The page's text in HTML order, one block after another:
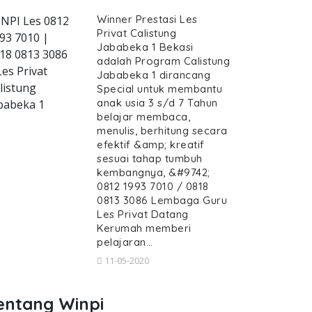
jababeka-1--guru-calistung-
Jababeka 1, Guru
1, Guru Calistung datang Kerumah
Calistung Jababeka
Jababeka 1, Guru Calistung
Les 0812
7010 |
0813 3086
Privat
1
Winner Prestasi Les
Privat Calistung
Jababeka 1 Bekasi
adalah Program Calistung
Jababeka 1 dirancang
Special untuk membantu
anak usia 3 s/d 7 Tahun
belajar membaca,
menulis, berhitung secara
efektif &amp; kreatif
sesuai tahap tumbuh
kembangnya, &#9742;
0812 1993 7010 / 0818
0813 3086 Lembaga Guru
Les Privat Datang
Kerumah memberi
pelajaran…
11-05-2020
Winpi